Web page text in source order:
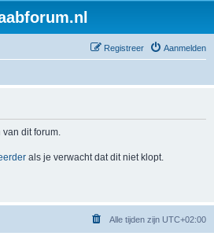
Aanmelden
Registreer
dit forum.
als je verwacht dat dit niet klopt.
Alle tijden zijn UTC+02:00